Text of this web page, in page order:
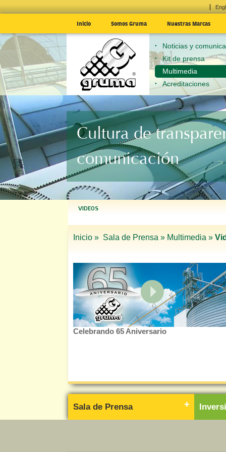
Inicio Somos Gruma Nuestras Marcas
Noticias y
Kit de prensa
Multimedia
Acreditaciones
Cultura de
comunicación
VIDEOS
Inicio » Sala de Prensa » Multimedia »
Celebrando 65 Aniversario
Sala de Prensa